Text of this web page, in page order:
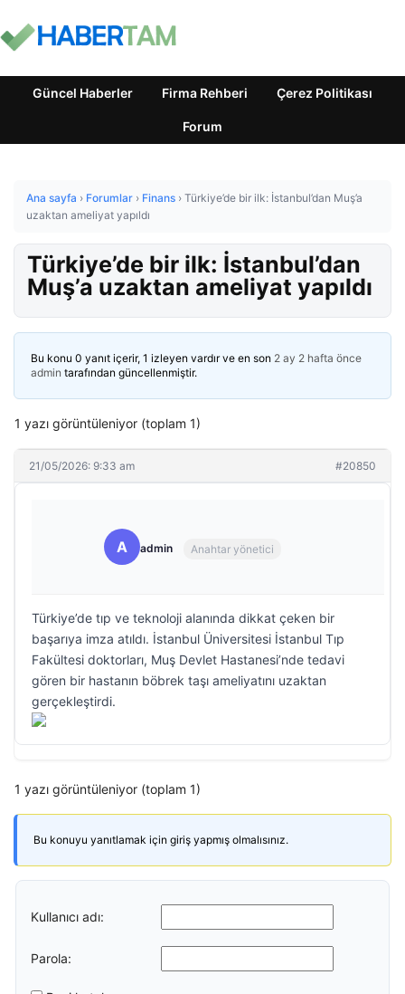
Güncel Haberler Firma Rehberi Çerez Politikası
Forum
Ana sayfa › Forumlar › Finans › Türkiye’de bir ilk: İstanbul’dan Muş’a
uzaktan ameliyat yapıldı
Türkiye’de bir ilk: İstanbul’dan
Muş’a uzaktan ameliyat yapıldı
Bu konu 0 yanıt içerir, 1 izleyen vardır ve en son 2 ay 2 hafta önce
admin tarafından güncellenmiştir.
1 yazı görüntüleniyor (toplam 1)
21/05/2026: 9:33 am #20850
A admin Anahtar yönetici
Türkiye’de tıp ve teknoloji alanında dikkat çeken bir
başarıya imza atıldı. İstanbul Üniversitesi İstanbul Tıp
Fakültesi doktorları, Muş Devlet Hastanesi’nde tedavi
gören bir hastanın böbrek taşı ameliyatını uzaktan
gerçekleştirdi.
1 yazı görüntüleniyor (toplam 1)
Bu konuyu yanıtlamak için giriş yapmış olmalısınız.
Kullanıcı adı:
Parola: